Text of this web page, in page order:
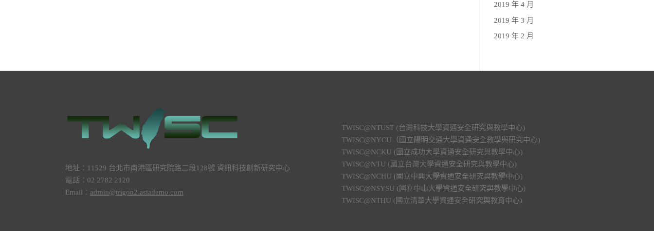
2019 年 4 月
2019 年 3 月
2019 年 2 月
地址：11529 台北市南港區研究院路二段128號 資訊科技創新研究中心
電話：02 2782 2120
Email： admin@trigon2.asiademo.com
TWISC@NTUST (台灣科技大學資通安全研究與教學中心)
TWISC@NYCU（國立陽明交通大學資通安全教學與研究中心)
TWISC@NCKU (國立成功大學資通安全研究與教學中心)
TWISC@NTU (國立台灣大學資通安全研究與教學中心)
TWISC@NCHU (國立中興大學資通安全研究與教學中心)
TWISC@NSYSU (國立中山大學資通安全研究與教學中心)
TWISC@NTHU (國立清華大學資通安全研究與教育中心)